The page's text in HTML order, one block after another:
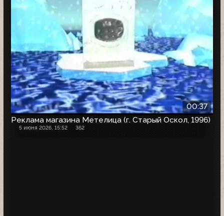
00:37
Реклама магазина Метелица (г. Старый Оскол, 1996)
5 июня 2026, 15:52 362